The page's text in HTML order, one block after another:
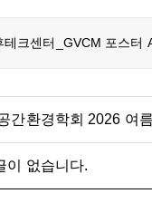
테크센터_GVCM 포스터
이 없습니다.